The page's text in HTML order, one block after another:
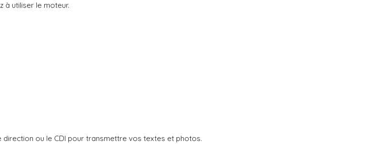
à utiliser le moteur.
ou le CDI pour transmettre vos textes et photos.